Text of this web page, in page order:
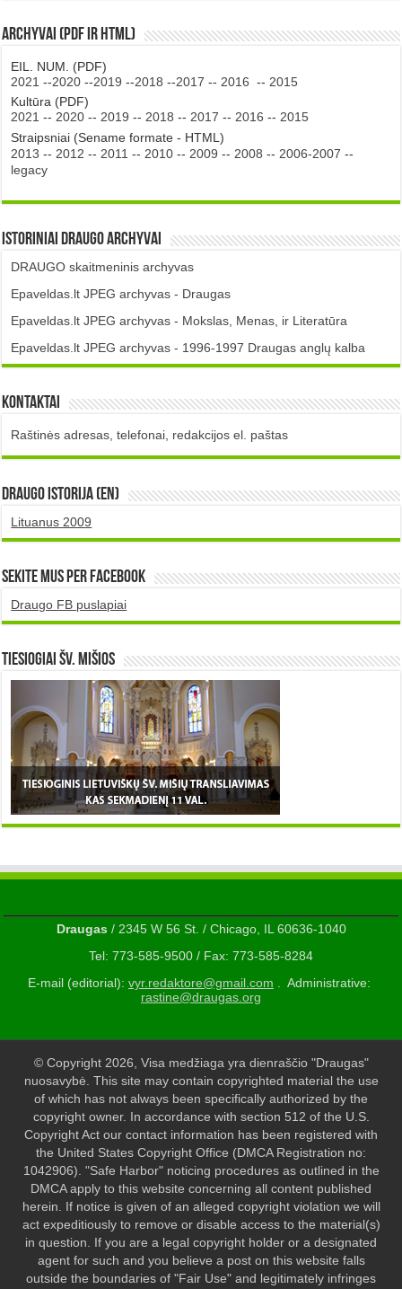
Archyvai (PDF ir HTML)
EIL. NUM. (PDF)
2021 --2020 --2019 --2018 --2017 --2016 --2015
Kultūra (PDF)
2021 --2020 --2019 --2018 --2017 --2016 --2015
Straipsniai (Sename formate - HTML)
2013 --2012 --2011 --2010 --2009 --2008 --2006-2007 --
legacy
Istoriniai DRAUGO Archyvai
DRAUGO skaitmeninis archyvas
Epaveldas.lt JPEG archyvas - Draugas
Epaveldas.lt JPEG archyvas - Mokslas, Menas, ir Literatūra
Epaveldas.lt JPEG archyvas - 1996-1997 Draugas anglų kalba
Kontaktai
Raštinės adresas, telefonai, redakcijos el. paštas
DRAUGO istorija (EN)
Lituanus 2009
Sekite mus per Facebook
Draugo FB puslapiai
TIESIOGIAI šv. MIŠIOS
Draugas/ 2345 W 56 St. / Chicago, IL 60636-1040
Tel: 773-585-9500 / Fax: 773-585-8284
E-mail (editorial): vyr.redaktore@gmail.com . Administrative:
rastine@draugas.org
© Copyright 2026, Visa medžiaga yra dienraščio "Draugas"
nuosavybė. This site may contain copyrighted material the use
of which has not always been specifically authorized by the
copyright owner. In accordance with section 512 of the U.S.
Copyright Act our contact information has been registered with
the United States Copyright Office (DMCA Registration no:
1042906). "Safe Harbor" noticing procedures as outlined in the
DMCA apply to this website concerning all content published
herein. If notice is given of an alleged copyright violation we will
act expeditiously to remove or disable access to the material(s)
in question. If you are a legal copyright holder or a designated
agent for such and you believe a post on this website falls
outside the boundaries of "Fair Use" and legitimately infringes